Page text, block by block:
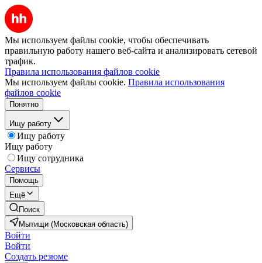
Мы используем файлы cookie, чтобы обеспечивать
правильную работу нашего веб-сайта и анализировать сетевой
трафик.
Правила использования файлов cookie
Мы используем файлы cookie. Правила использования
файлов cookie
Понятно
Ищу работу
Ищу работу
Ищу работу
Ищу сотрудника
Сервисы
Помощь
Ещё
Поиск
Мытищи (Московская область)
Войти
Войти
Создать резюме